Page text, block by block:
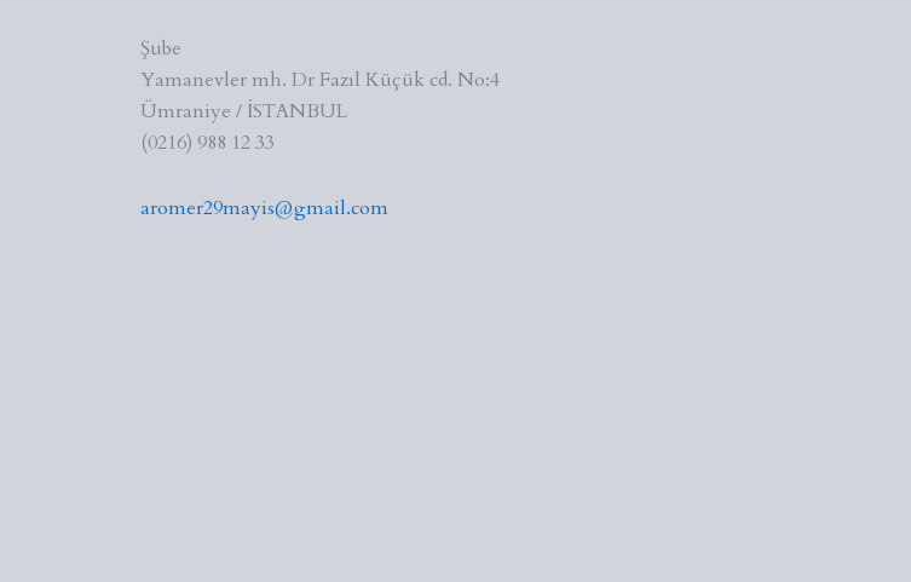
Şube
Yamanevler mh. Dr Fazıl Küçük cd. No:4
Ümraniye / İSTANBUL
(0216) 988 12 33
aromer29mayis@gmail.com